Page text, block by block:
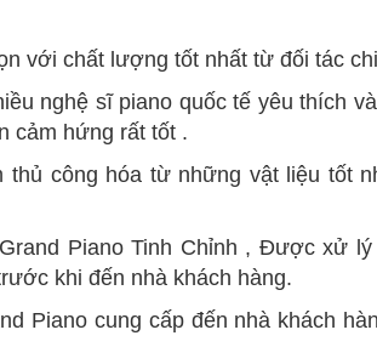
với chất lượng tốt nhất từ đối tác
nghệ sĩ piano quốc tế yêu thích
cảm hứng rất tốt .
thủ công hóa từ những vật liệu tốt
Piano Tinh Chỉnh , Được xử
khi đến nhà khách hàng.
Piano cung cấp đến nhà khách